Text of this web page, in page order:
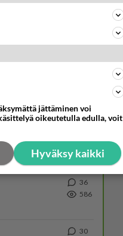
779
36
586
30
jättäminen voi
oikeutetulla edulla, voit
Hyväksy kaikki